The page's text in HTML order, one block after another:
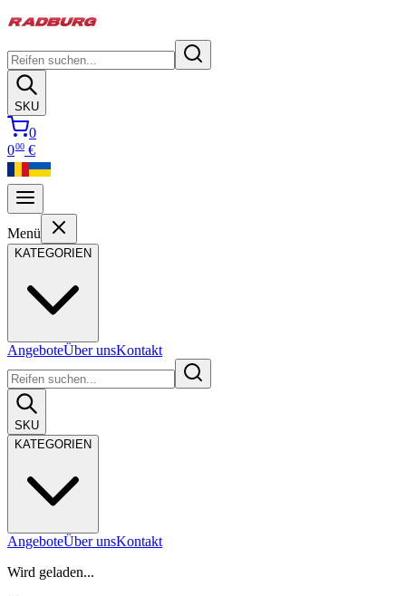
SKU
0
000 €
Menü
KATEGORIEN
AngeboteÜber unsKontakt
SKU
KATEGORIEN
AngeboteÜber unsKontakt
Wird geladen...